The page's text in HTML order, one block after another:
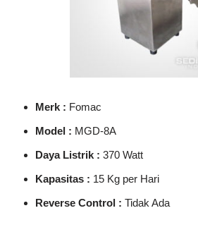
Merk : Fomac
Model : MGD-8A
Daya Listrik : 370 Watt
Kapasitas : 15 Kg per Hari
Reverse Control : Tidak Ada